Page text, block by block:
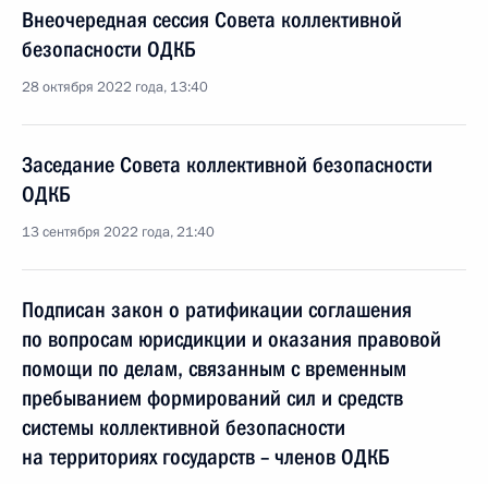
Внеочередная сессия Совета коллективной
безопасности ОДКБ
28 октября 2022 года, 13:40
Заседание Совета коллективной безопасности
ОДКБ
13 сентября 2022 года, 21:40
Подписан закон о ратификации соглашения
по вопросам юрисдикции и оказания правовой
помощи по делам, связанным с временным
пребыванием формирований сил и средств
системы коллективной безопасности
на территориях государств – членов ОДКБ